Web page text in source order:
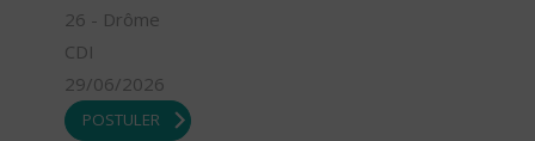
26 - Drôme
CDI
29/06/2026
POSTULER